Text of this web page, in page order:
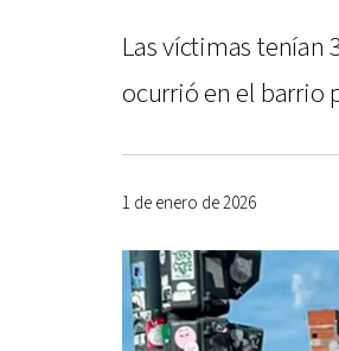
Las víctimas tenían
ocurrió en el barrio
1 de enero de 2026